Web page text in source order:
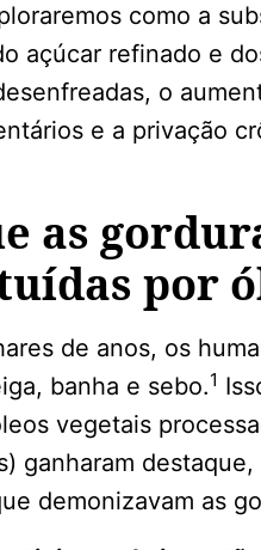
como a
açúcar refinado e
o
e a privação
as
por
de anos, os
banha e sebo.1
vegetais
ganharam
demonizavam as